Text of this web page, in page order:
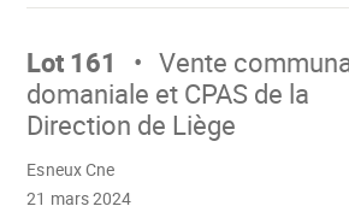
Aller
Lot 161
Vente
domaniale et CPAS de la
Direction de Liège
21 mars 2024
Esneux Cne